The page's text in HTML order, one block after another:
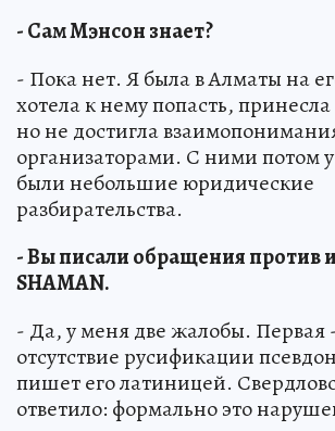
- Сам Мэнсон знает?
- Пока нет. Я была в Алматы на
хотела к нему попасть,
но не достигла
организаторами. С ними потом
были небольшие юридические
разбирательства.
- Вы писали обращения против
SHAMAN.
- Да, у меня две жалобы. Первая
отсутствие русификации
пишет его латиницей.
ответило: формально это